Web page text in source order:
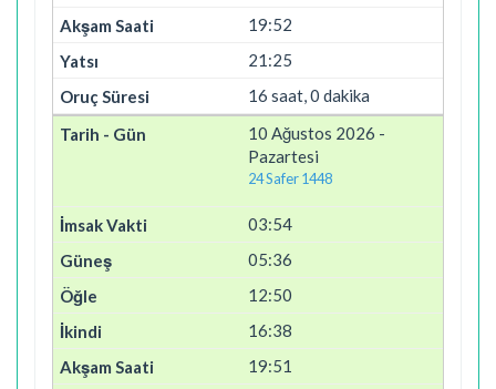
19:52
21:25
16 saat, 0 dakika
10 Ağustos 2026 -
Pazartesi
24 Safer 1448
03:54
05:36
12:50
16:38
19:51